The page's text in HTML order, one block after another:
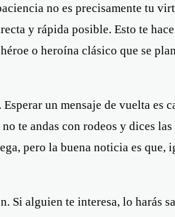
no es precisamente tu
y rápida posible. Esto te
o heroína clásico que se
un mensaje de vuelta es
te andas con rodeos y dices
pero la buena noticia es que,
Si alguien te interesa, lo harás